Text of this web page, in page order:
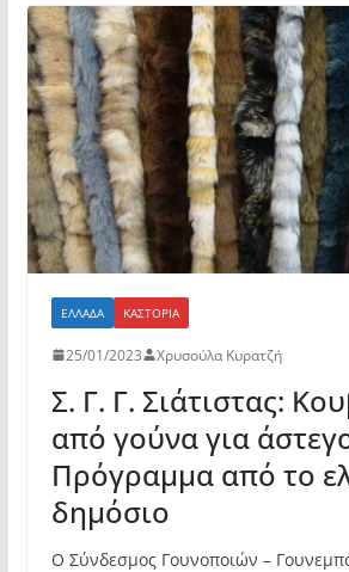
b
o
o
k
A
p
p
σ
τε
ίτ
ε
ΕΛΛΆΔΑ ΚΑΣΤΟΡΙΆ
25/01/2023 Χρυσούλα Κυρατζή
Σ. Γ. Γ. Σιάτιστας:
από γούνα για
Πρόγραμμα από το
δημόσιο
Ο Σύνδεσμος Γουνοποιών –